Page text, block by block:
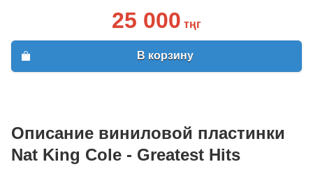
25 000 тңг
В корзину
Описание виниловой пластинки
Nat King Cole - Greatest Hits